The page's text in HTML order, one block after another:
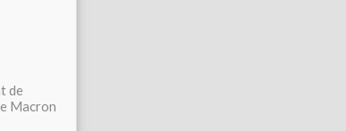
de
Macron